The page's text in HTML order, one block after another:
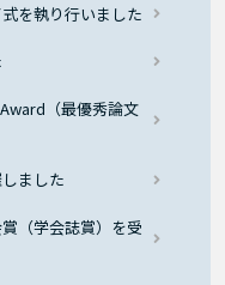
を執り行いました
（最優秀論文
ました
（学会誌賞）を受